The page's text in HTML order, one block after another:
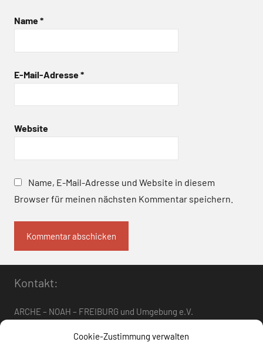
Cookie-Zustimmung verwalten
Name*
E-Mail-Adresse*
Website
Name, E-Mail-Adresse und Website in diesem
Browser für meinen nächsten Kommentar speichern.
Kontakt:
ARCHE – NOAH – FREIBURG und Umgebung e.V.
arche-noah-freiburg[at]freenet.de